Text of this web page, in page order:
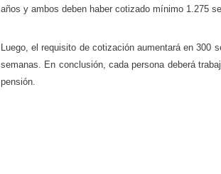
años y ambos deben haber cotizado mínimo 1.275
Luego, el requisito de cotización aumentará en 300
semanas. En conclusión, cada persona deberá
pensión.